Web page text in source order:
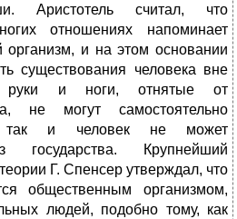
Аристотель считал, что
отношениях напоминает
организм, и на этом основании
существования человека вне
руки и ноги, отнятые от
не могут самостоятельно
так и человек не может
государства. Крупнейший
Г. Спенсер утверждал, что
общественным организмом,
людей, подобно тому, как